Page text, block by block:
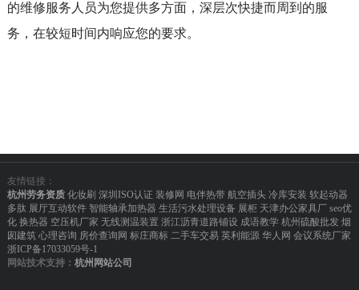
的维修服务人员为您提供多方面，深层次快捷而周到的服
务，在较短时间内响应您的要求。
友情链接：
杭州劳务资质 化妆刷 深圳ISO认证 装修网 电伴热带 航空插头 冷库安装 软起动器
多肽 展厅互动软件 智能轴承加热器 生活污水处理设备 展柜 天津办公家具厂 seo优
化 换热器 空压机厂家 无线测温装置 浙江沥青道路铺设 成语教学 杭州硫酸批发 烟
囱建筑 心理咨询 房价查询网 标庄商标 二手车交易 英利能源 华人网 会议系统厂家
浙ICP备17033059号-1
网站技术支持： 杭州网站公司